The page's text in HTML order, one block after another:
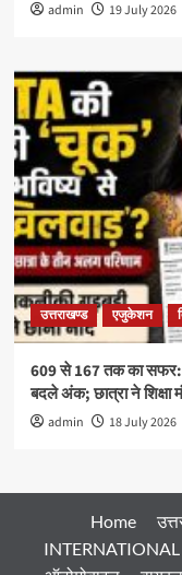
admin 19 July 2026
उत्तराखण्ड एजुकेशन
609 से 167 तक का सफर:
बदले अंक; छात्रा ने शिक्षा
admin 18 July 2026
Home
INTERNATIONAL